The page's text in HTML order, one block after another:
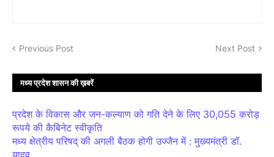
Previous Post Next Post
मध्य प्रदेश शासन की ख़बरें
प्रदेश के विकास और जन-कल्याण को गति देने के लिए 30,055 करोड़
रूपये की कैबिनेट स्वीकृति
मध्य क्षेत्रीय परिषद् की अगली बैठक होगी उज्जैन में : मुख्यमंत्री डॉ.
यादव